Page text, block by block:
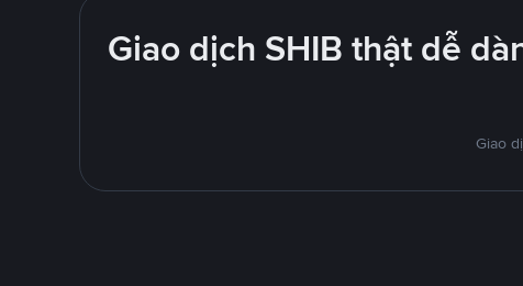
Giao dịch SHIB thật dễ
Giao